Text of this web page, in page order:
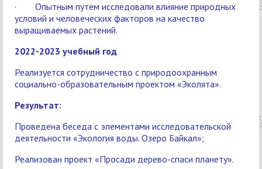
· Опытным путем исследовали влияние природных
условий и человеческих факторов на качество
выращиваемых растений.
2022-2023 учебный год
Реализуется сотрудничество с природоохранным
социально-образовательным проектом «Эколята».
Результат:
Проведена беседа с элементами исследовательской
деятельности «Экология воды. Озеро Байкал»;
Реализован проект «Просади дерево-спаси планету».